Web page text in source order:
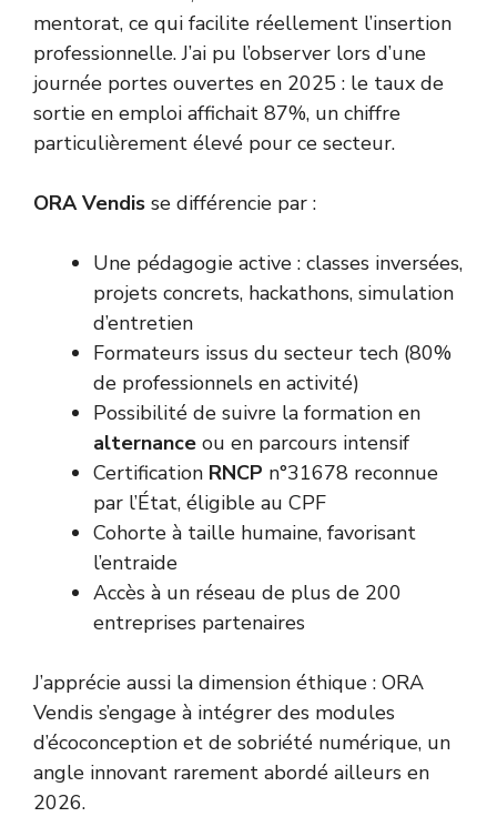
mentorat, ce qui facilite réellement l’insertion
professionnelle. J’ai pu l’observer lors d’une
journée portes ouvertes en 2025 : le taux de
sortie en emploi affichait 87%, un chiffre
particulièrement élevé pour ce secteur.
ORA Vendis se différencie par :
Une pédagogie active : classes inversées,
projets concrets, hackathons, simulation
d’entretien
Formateurs issus du secteur tech (80%
de professionnels en activité)
Possibilité de suivre la formation en
alternance ou en parcours intensif
Certification RNCP n°31678 reconnue
par l’État, éligible au CPF
Cohorte à taille humaine, favorisant
l’entraide
Accès à un réseau de plus de 200
entreprises partenaires
J’apprécie aussi la dimension éthique : ORA
Vendis s’engage à intégrer des modules
d’écoconception et de sobriété numérique, un
angle innovant rarement abordé ailleurs en
2026.